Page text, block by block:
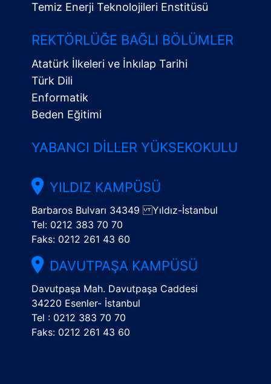
Menü
Temiz Enerji Teknolojileri Enstitüsü
REKTÖRLÜĞE BAĞLI BÖLÜMLER
Atatürk İlkeleri ve İnkılap Tarihi
Türk Dili
Enformatik
Beden Eğitimi
YABANCI DILLER YÜKSEKOKULU
YILDIZ KAMPÜSÜ
Barbaros Bulvarı 34349 Yıldız-İstanbul
Tel: 0212 383 70 70
Faks: 0212 261 43 60
DAVUTPAŞA KAMPÜSÜ
Davutpaşa Mah. Davutpaşa Caddesi
34220 Esenler- İstanbul
Tel : 0212 383 70 70
Faks: 0212 261 43 60